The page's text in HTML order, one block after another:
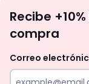
Recibe
compra
Correo